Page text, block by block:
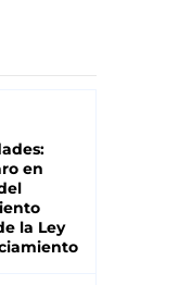
en
la Ley